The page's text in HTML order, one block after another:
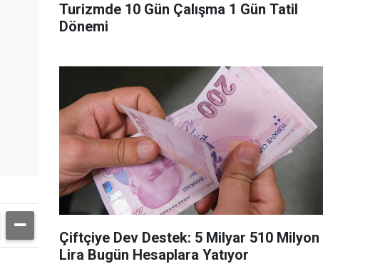
Turizmde 10 Gün Çalışma 1 Gün Tatil
Dönemi
Çiftçiye Dev Destek: 5 Milyar 510 Milyon
Lira Bugün Hesaplara Yatıyor